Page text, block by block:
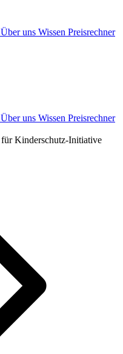
Über uns Wissen Preisrechner
Über uns Wissen Preisrechner